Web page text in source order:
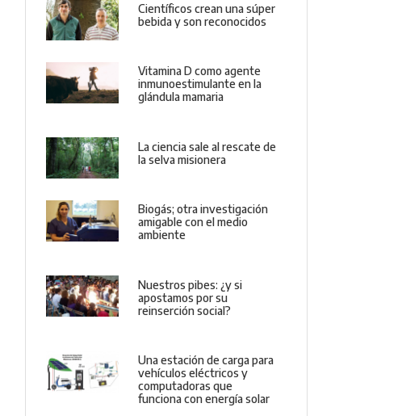
Científicos crean una súper
bebida y son reconocidos
Vitamina D como agente
inmunoestimulante en la
glándula mamaria
La ciencia sale al rescate de
la selva misionera
Biogás; otra investigación
amigable con el medio
ambiente
Nuestros pibes: ¿y si
apostamos por su
reinserción social?
Una estación de carga para
vehículos eléctricos y
computadoras que
funciona con energía solar